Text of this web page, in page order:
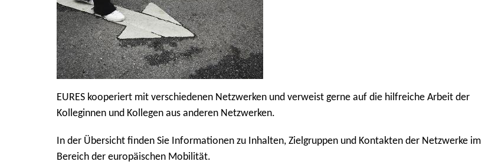
EURES kooperiert mit verschiedenen Netzwerken und verweist gerne auf die hilfreiche Arbeit der
Kolleginnen und Kollegen aus anderen Netzwerken.
In der Übersicht finden Sie Informationen zu Inhalten, Zielgruppen und Kontakten der Netzwerke im
Bereich der europäischen Mobilität.